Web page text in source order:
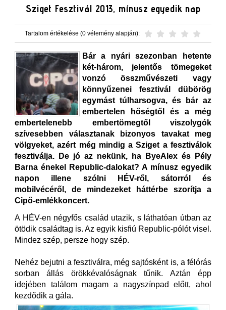
Sziget Fesztivál 2013, mínusz egyedik nap
Tartalom értékelése (0 vélemény alapján):
Bár a nyári szezonban hetente
két-három, jelentős tömegeket
vonzó összművészeti vagy
könnyűzenei fesztivál dübörög
egymást túlharsogva, és bár az
embertelen hőségtől és a még
embertelenebb embertömegtől viszolygók
szívesebben választanak bizonyos tavakat meg
völgyeket, azért még mindig a Sziget a fesztiválok
fesztiválja. De jó az nekünk, ha ByeAlex és Pély
Barna énekel Republic-dalokat? A mínusz egyedik
napon illene szólni HÉV-ről, sátorról és
mobilvécéről, de mindezeket háttérbe szorítja a
Cipő-emlékkoncert.
A HÉV-en négyfős család utazik, s láthatóan útban az
ötödik családtag is. Az egyik kisfiú Republic-pólót visel.
Mindez szép, persze hogy szép.
Nehéz bejutni a fesztiválra, még sajtósként is, a félórás
sorban állás örökkévalóságnak tűnik. Aztán épp
idejében találom magam a nagyszínpad előtt, ahol
kezdődik a gála.